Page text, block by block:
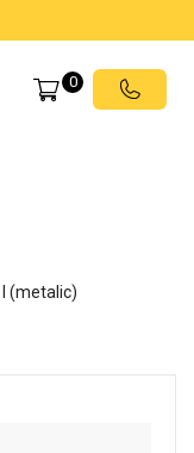
0
(metalic)